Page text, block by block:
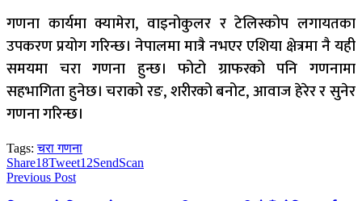
गणना कार्यमा क्यामेरा, वाइनोकुलर र टेलिस्कोप लगायतका
उपकरण प्रयोग गरिन्छ। नेपालमा मात्रै नभएर एशिया क्षेत्रमा नै यही
समयमा चरा गणना हुन्छ। फोटो ग्राफरको पनि गणनामा
सहभागिता हुनेछ। चराको रङ, शरीरको बनोट, आवाज हेरेर र सुनेर
गणना गरिन्छ।
Tags: चरा गणना
Share18Tweet12SendScan
Previous Post